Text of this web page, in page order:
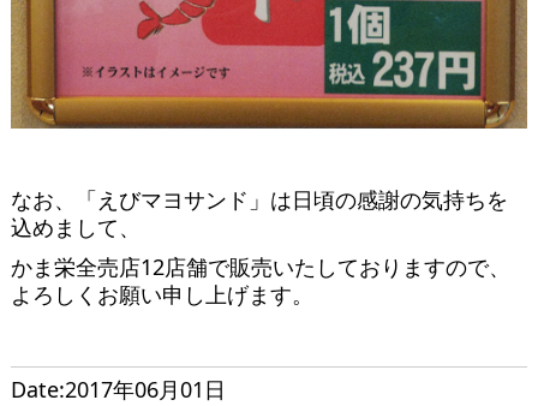
なお、「えびマヨサンド」は日頃の感謝の気持ちを
込めまして、
かま栄全売店12店舗で販売いたしておりますので、
よろしくお願い申し上げます。
Date:2017年06月01日